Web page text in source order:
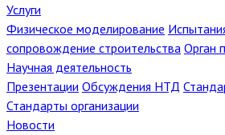
Услуги
Физическое моделирование
сопровождение строительства Орган
Научная деятельность
Презентации Обсуждения НТД
Стандарты организации
Новости